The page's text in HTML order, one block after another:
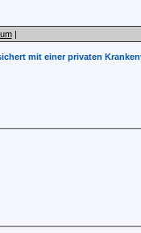
|
mit einer privaten